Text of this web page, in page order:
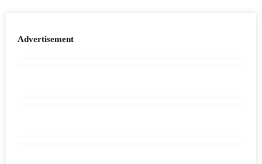
Advertisement